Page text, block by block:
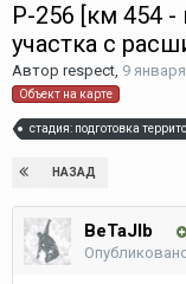
Р-256 [км 454 -
участка с
Автор respect, 9
Объект на карте
стадия: подготовка
НАЗАД
BeTaJIb